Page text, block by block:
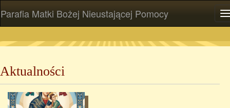
Parafia Matki Bożej Nieustającej Pomocy
Aktualności